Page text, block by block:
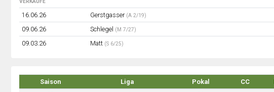
16.06.26 Gerstgasser (A 2/19)
09.06.26
Schlegel (M 7/27)
09.03.26
Matt (S 6/25)
Saison Liga Pokal CC